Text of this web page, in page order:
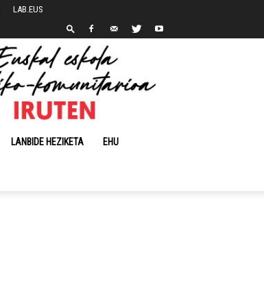
LAB.EUS
LANBIDE HEZIKETA EHU